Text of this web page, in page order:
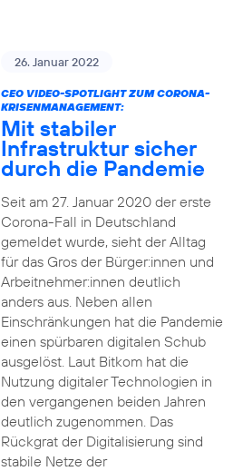
26. Januar 2022
CEO VIDEO-SPOTLIGHT ZUM CORONA-
KRISENMANAGEMENT:
Mit stabiler
Infrastruktur sicher
durch die Pandemie
Seit am 27. Januar 2020 der erste
Corona-Fall in Deutschland
gemeldet wurde, sieht der Alltag
für das Gros der Bürger:innen und
Arbeitnehmer:innen deutlich
anders aus. Neben allen
Einschränkungen hat die Pandemie
einen spürbaren digitalen Schub
ausgelöst. Laut Bitkom hat die
Nutzung digitaler Technologien in
den vergangenen beiden Jahren
deutlich zugenommen. Das
Rückgrat der Digitalisierung sind
stabile Netze der